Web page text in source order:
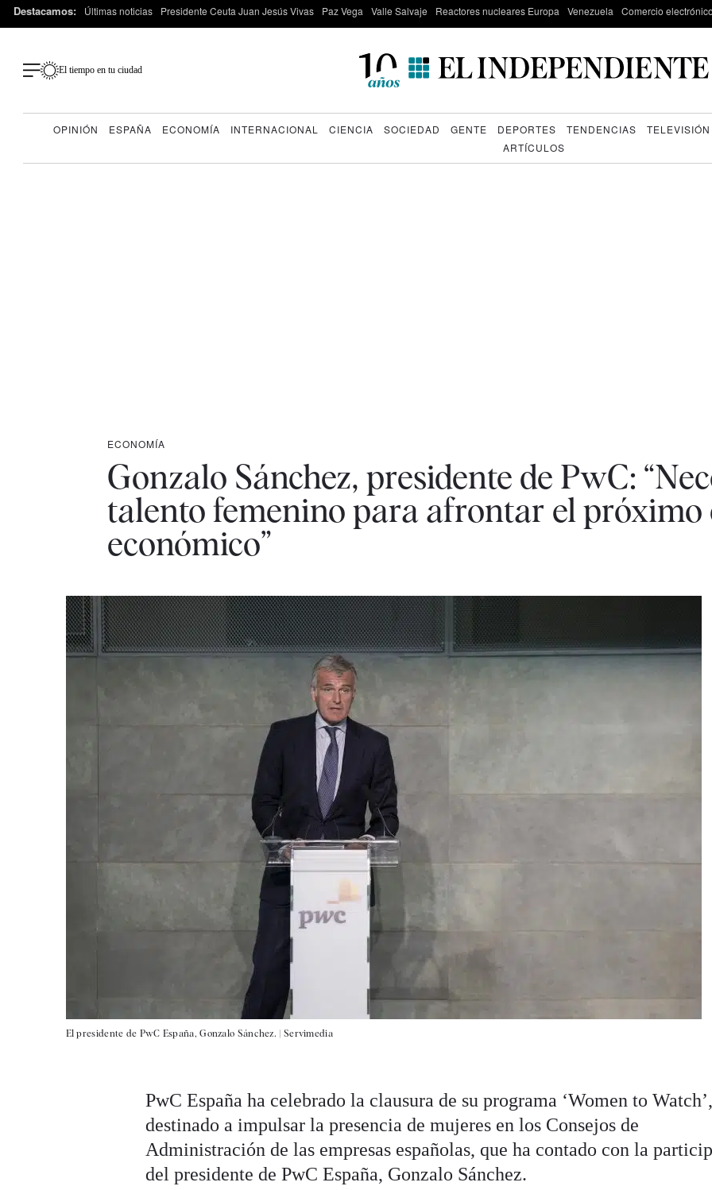
Destacamos: Últimas noticias Presidente Ceuta Juan Jesús Vivas Paz Vega Valle Salvaje Reactores nucleares Europa Venezuela Comercio electrónico
El tiempo en tu ciudad
OPINIÓN ESPAÑA ECONOMÍA INTERNACIONAL CIENCIA SOCIEDAD GENTE DEPORTES TENDENCIAS TELEVISIÓN
ARTÍCULOS
ECONOMÍA
Gonzalo Sánchez, presidente de PwC:
talento femenino para afrontar el próximo
económico”
El presidente de PwC España, Gonzalo Sánchez. | Servimedia
PwC España ha celebrado la clausura de su programa ‘Women to Watch’,
destinado a impulsar la presencia de mujeres en los Consejos de
Administración de las empresas españolas, que ha contado con la
del presidente de PwC España, Gonzalo Sánchez.